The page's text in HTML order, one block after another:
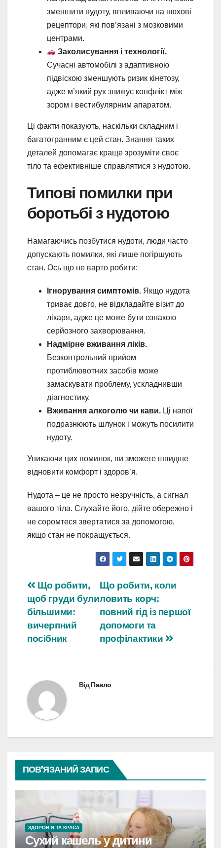
зменшити нудоту, впливаючи на нюхові
рецептори, які пов’язані з мозковими
центрами.
Заколисування і технології.
Сучасні автомобілі з адаптивною
підвіскою зменшують ризик кінетозу,
адже м’який рух знижує конфлікт між
зором і вестибулярним апаратом.
Ці факти показують, наскільки складним і
багатогранним є цей стан. Знання таких
деталей допомагає краще зрозуміти своє
тіло та ефективніше справлятися з нудотою.
Типові помилки при
боротьбі з нудотою
Намагаючись позбутися нудоти, люди часто
допускають помилки, які лише погіршують
стан. Ось що не варто робити:
Ігнорування симптомів. Якщо нудота
триває довго, не відкладайте візит до
лікаря, адже це може бути ознакою
серйозного захворювання.
Надмірне вживання ліків.
Безконтрольний прийом
протиблювотних засобів може
замаскувати проблему, ускладнивши
діагностику.
Вживання алкоголю чи кави. Ці напої
подразнюють шлунок і можуть посилити
нудоту.
Уникаючи цих помилок, ви зможете швидше
відновити комфорт і здоров’я.
Нудота – це не просто незручність, а сигнал
вашого тіла. Слухайте його, дійте обережно і
не соромтеся звертатися за допомогою,
якщо стан не покращується.
Навігація
записів
Що робити, коли
ловить корч:
повний гід із першої
допомоги та
профілактики
Що робити,
щоб груди були
більшими:
вичерпний
посібник
ВідПавло
ПОВ’ЯЗАНИЙ ЗАПИС
ЗДОРОВ’Я ТА КРАСА
Сухий кашель у дитини